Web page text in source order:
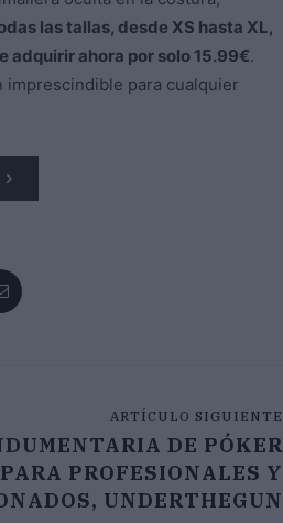
las tallas, desde XS hasta XL,
adquirir ahora por solo 15.99€.
imprescindible para cualquier
ARTÍCULO SIGUIENTE
DE PÓKER
PARA PROFESIONALES Y
UNDERTHEGUN